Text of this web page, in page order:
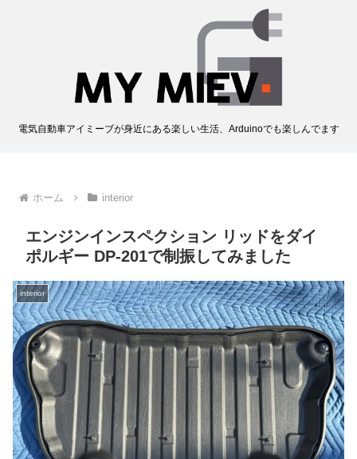
電気自動車アイミーブが身近にある楽しい生活、Arduinoでも楽しんでます
ホーム interior
エンジンインスペクション リッドをダイ
ポルギー DP-201で制振してみました
interior